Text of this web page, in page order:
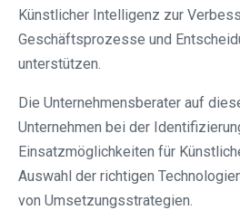
Künstlicher Intelligenz zur
Geschäftsprozesse und
unterstützen.
Die Unternehmensberater auf
Unternehmen bei der
Einsatzmöglichkeiten für
Auswahl der richtigen
von Umsetzungsstrategien.